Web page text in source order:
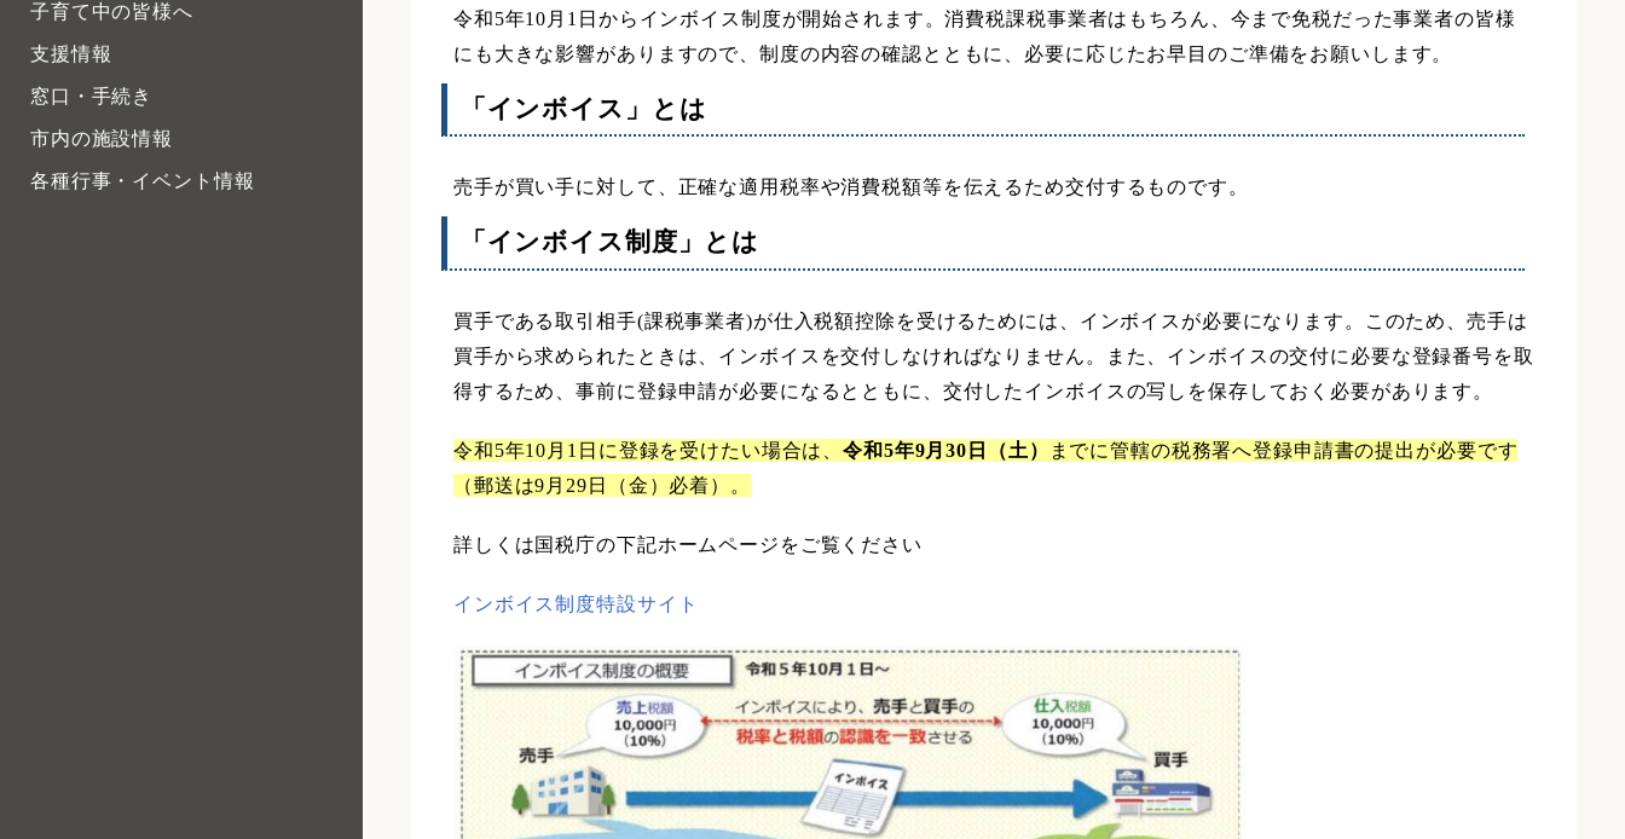
子育て中の皆様へ
支援情報
窓口・手続き
市内の施設情報
各種行事・イベント情報
令和5年10月1日からインボイス制度が開始されます。消費税課税事業者はもちろん、今まで免税だった事業者の皆様
にも大きな影響がありますので、制度の内容の確認とともに、必要に応じたお早目のご準備をお願いします。
「インボイス」とは
売手が買い手に対して、正確な適用税率や消費税額等を伝えるため交付するものです。
「インボイス制度」とは
買手である取引相手(課税事業者)が仕入税額控除を受けるためには、インボイスが必要になります。このため、売手は
買手から求められたときは、インボイスを交付しなければなりません。また、インボイスの交付に必要な登録番号を取
得するため、事前に登録申請が必要になるとともに、交付したインボイスの写しを保存しておく必要があります。
令和5年10月1日に登録を受けたい場合は、令和5年9月30日（土）
までに管轄の税務署へ登録申請書の提出が必要です
（郵送は9月29日（金）必着）。
詳しくは国税庁の下記ホームページをご覧ください
インボイス制度特設サイト